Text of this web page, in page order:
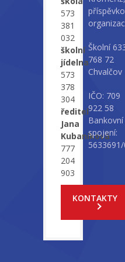
573
381
032
školní
jídelna
573
378
304
ředitel
Jana
Kubaníková
777
204
903
KONTAKTY
Školní
768 72
Chvalčov
IČO: 709
922 58
Bankovní
spojení: